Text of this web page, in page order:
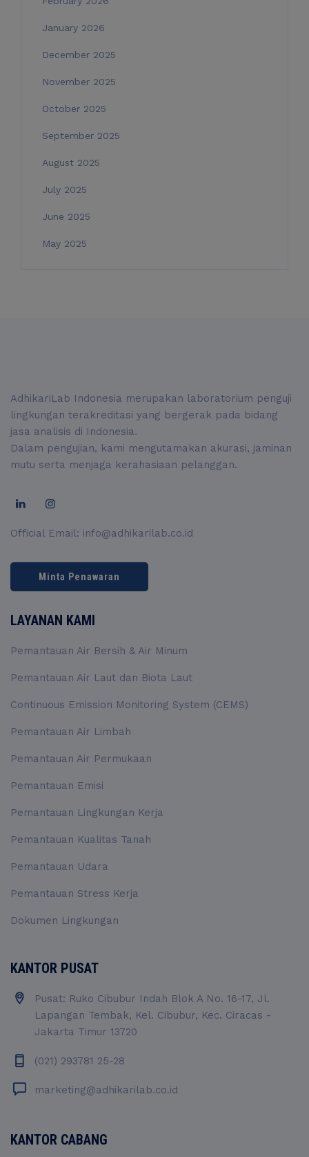
January 2026
December 2025
November 2025
October 2025
September 2025
August 2025
July 2025
June 2025
May 2025
AdhikariLab Indonesia merupakan laboratorium penguji
lingkungan terakreditasi yang bergerak pada bidang
jasa analisis di Indonesia.
Dalam pengujian, kami mengutamakan akurasi, jaminan
mutu serta menjaga kerahasiaan pelanggan.
Official Email: info@adhikarilab.co.id
Minta Penawaran
LAYANAN KAMI
Pemantauan Air Bersih & Air Minum
Pemantauan Air Laut dan Biota Laut
Continuous Emission Monitoring System (CEMS)
Pemantauan Air Limbah
Pemantauan Air Permukaan
Pemantauan Emisi
Pemantauan Lingkungan Kerja
Pemantauan Kualitas Tanah
Pemantauan Udara
Pemantauan Stress Kerja
Dokumen Lingkungan
KANTOR PUSAT
Pusat: Ruko Cibubur Indah Blok A No. 16-17, Jl.
Lapangan Tembak, Kel. Cibubur, Kec. Ciracas -
Jakarta Timur 13720
(021) 293781 25-28
marketing@adhikarilab.co.id
KANTOR CABANG